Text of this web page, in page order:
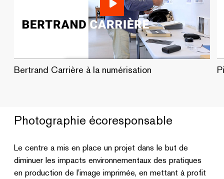
Bertrand Carrière à la numérisation
Photographie écoresponsable
Le centre a mis en place un projet dans le but de
diminuer les impacts environnementaux des pratiques
en production de l’image imprimée, en mettant à profit